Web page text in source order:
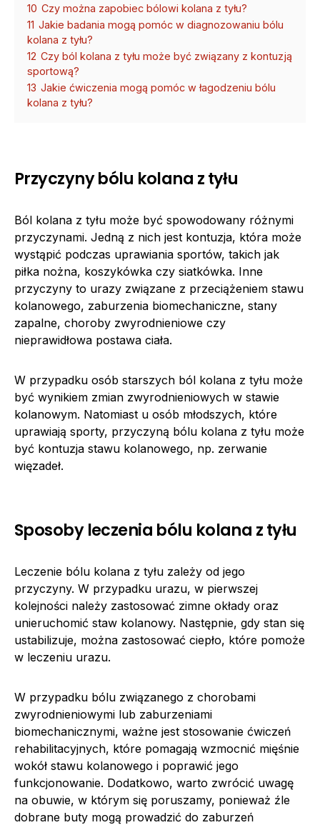
10 Czy można zapobiec bólowi kolana z tyłu?
11 Jakie badania mogą pomóc w diagnozowaniu bólu
kolana z tyłu?
12 Czy ból kolana z tyłu może być związany z kontuzją
sportową?
13 Jakie ćwiczenia mogą pomóc w łagodzeniu bólu
kolana z tyłu?
Przyczyny bólu kolana z tyłu
Ból kolana z tyłu może być spowodowany różnymi
przyczynami. Jedną z nich jest kontuzja, która może
wystąpić podczas uprawiania sportów, takich jak
piłka nożna, koszykówka czy siatkówka. Inne
przyczyny to urazy związane z przeciążeniem stawu
kolanowego, zaburzenia biomechaniczne, stany
zapalne, choroby zwyrodnieniowe czy
nieprawidłowa postawa ciała.
W przypadku osób starszych ból kolana z tyłu może
być wynikiem zmian zwyrodnieniowych w stawie
kolanowym. Natomiast u osób młodszych, które
uprawiają sporty, przyczyną bólu kolana z tyłu może
być kontuzja stawu kolanowego, np. zerwanie
więzadeł.
Sposoby leczenia bólu kolana z tyłu
Leczenie bólu kolana z tyłu zależy od jego
przyczyny. W przypadku urazu, w pierwszej
kolejności należy zastosować zimne okłady oraz
unieruchomić staw kolanowy. Następnie, gdy stan się
ustabilizuje, można zastosować ciepło, które pomoże
w leczeniu urazu.
W przypadku bólu związanego z chorobami
zwyrodnieniowymi lub zaburzeniami
biomechanicznymi, ważne jest stosowanie ćwiczeń
rehabilitacyjnych, które pomagają wzmocnić mięśnie
wokół stawu kolanowego i poprawić jego
funkcjonowanie. Dodatkowo, warto zwrócić uwagę
na obuwie, w którym się poruszamy, ponieważ źle
dobrane buty mogą prowadzić do zaburzeń